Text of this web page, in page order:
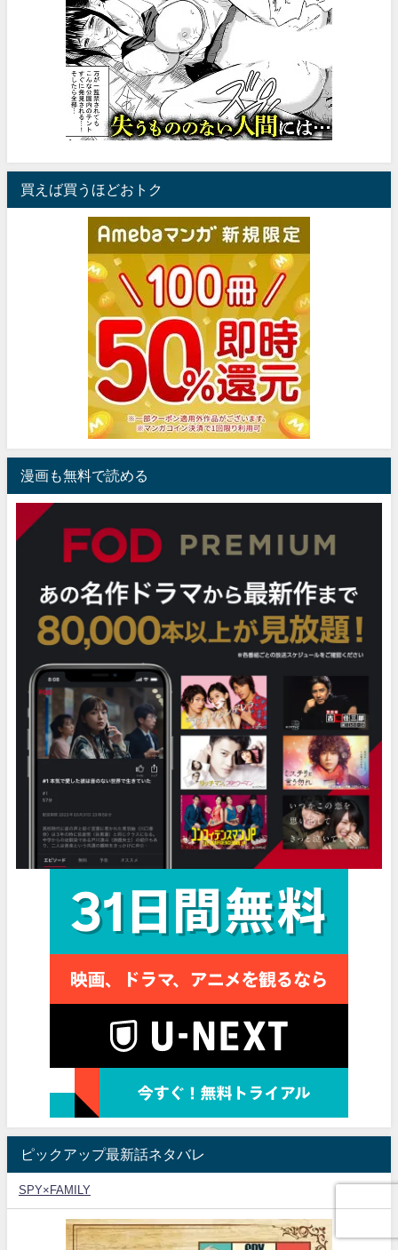
買えば買うほどおトク
漫画も無料で読める
ピックアップ最新話ネタバレ
SPY×FAMILY